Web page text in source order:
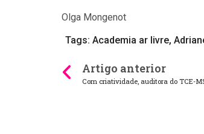
Olga Mongenot
Tags: Academia ar livre,
Artigo anterior